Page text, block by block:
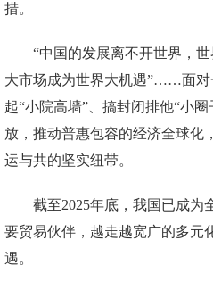
措。
“中国的发展离不开世界，
大市场成为世界大机遇”……面对
起“小院高墙”、搞封闭排他“小
放，推动普惠包容的经济全球化
运与共的坚实纽带。
截至2025年底，我国已成为
要贸易伙伴，越走越宽广的多元
遇。